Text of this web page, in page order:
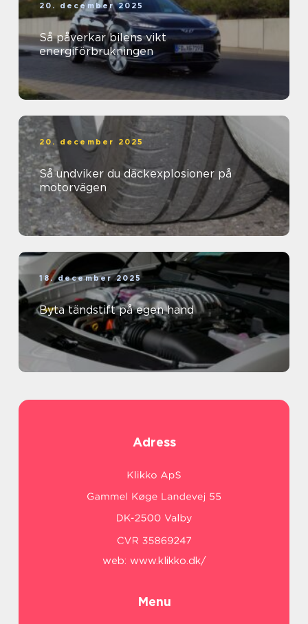
20. december 2025
Så påverkar bilens vikt
energiförbrukningen
20. december 2025
Så undviker du däckexplosioner på
motorvägen
18. december 2025
Byta tändstift på egen hand
Adress
web: www.klikko.dk/
Menu